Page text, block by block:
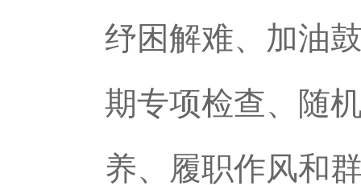
纾困解难、加油
期专项检查、随
养、履职作风和